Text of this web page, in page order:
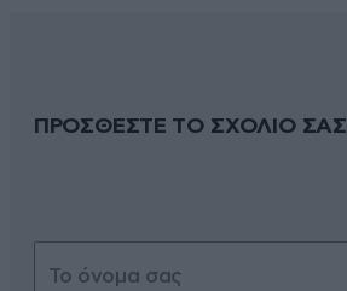
ΠΡΟΣΘΕΣΤΕ ΤΟ ΣΧΟΛΙΟ ΣΑΣ